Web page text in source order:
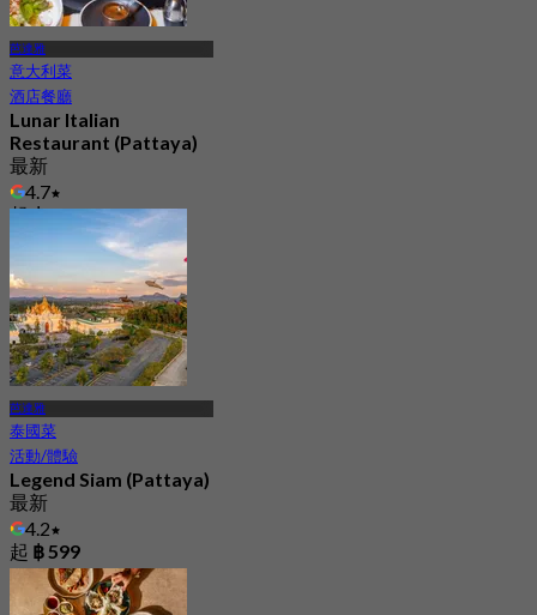
芭達雅
意大利菜
酒店餐廳
Lunar Italian
Restaurant (Pattaya)
最新
4.7
起฿ 863.33
芭達雅
泰國菜
活動/體驗
Legend Siam (Pattaya)
最新
4.2
起 ฿ 599